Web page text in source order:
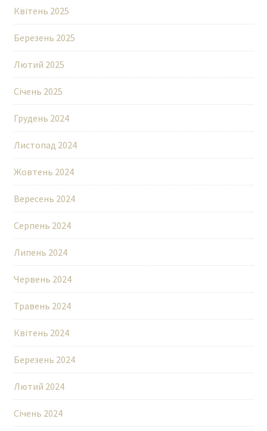
Квітень 2025
Березень 2025
Лютий 2025
Січень 2025
Грудень 2024
Листопад 2024
Жовтень 2024
Вересень 2024
Серпень 2024
Липень 2024
Червень 2024
Травень 2024
Квітень 2024
Березень 2024
Лютий 2024
Січень 2024